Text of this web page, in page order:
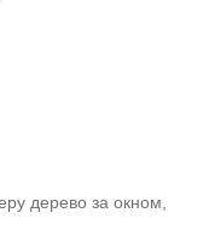
дерево за окном,